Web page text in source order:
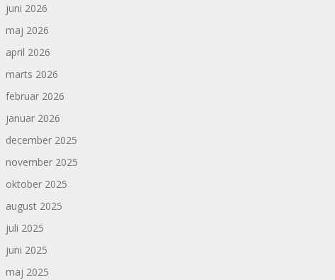
juni 2026
maj 2026
april 2026
marts 2026
februar 2026
januar 2026
december 2025
november 2025
oktober 2025
august 2025
juli 2025
juni 2025
maj 2025